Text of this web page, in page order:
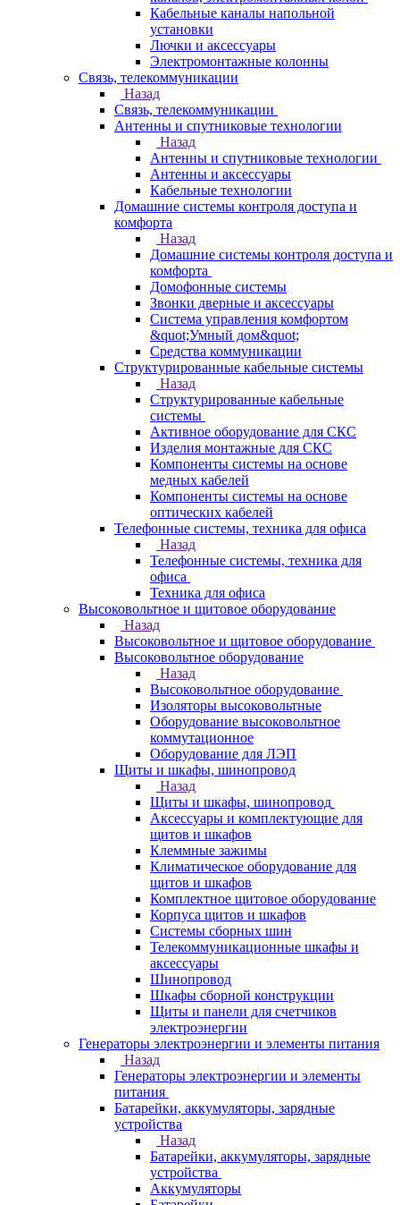
Кабельные каналы напольной
установки
Лючки и аксессуары
Электромонтажные колонны
Связь, телекоммуникации
Назад
Связь, телекоммуникации
Антенны и спутниковые технологии
Назад
Антенны и спутниковые технологии
Антенны и аксессуары
Кабельные технологии
Домашние системы контроля доступа и
комфорта
Назад
Домашние системы контроля доступа и
комфорта
Домофонные системы
Звонки дверные и аксессуары
Система управления комфортом
&quot;Умный дом&quot;
Средства коммуникации
Структурированные кабельные системы
Назад
Структурированные кабельные
системы
Активное оборудование для СКС
Изделия монтажные для СКС
Компоненты системы на основе
медных кабелей
Компоненты системы на основе
оптических кабелей
Телефонные системы, техника для офиса
Назад
Телефонные системы, техника для
офиса
Техника для офиса
Высоковольтное и щитовое оборудование
Назад
Высоковольтное и щитовое оборудование
Высоковольтное оборудование
Назад
Высоковольтное оборудование
Изоляторы высоковольтные
Оборудование высоковольтное
коммутационное
Оборудование для ЛЭП
Щиты и шкафы, шинопровод
Назад
Щиты и шкафы, шинопровод
Аксессуары и комплектующие для
щитов и шкафов
Клеммные зажимы
Климатическое оборудование для
щитов и шкафов
Комплектное щитовое оборудование
Корпуса щитов и шкафов
Системы сборных шин
Телекоммуникационные шкафы и
аксессуары
Шинопровод
Шкафы сборной конструкции
Щиты и панели для счетчиков
электроэнергии
Генераторы электроэнергии и элементы питания
Назад
Генераторы электроэнергии и элементы
питания
Батарейки, аккумуляторы, зарядные
устройства
Назад
Батарейки, аккумуляторы, зарядные
устройства
Аккумуляторы